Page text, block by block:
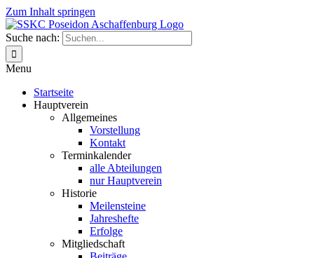
Zum Inhalt springen
Suche nach:
Menu
Startseite
Hauptverein
Allgemeines
Vorstellung
Kontakt
Terminkalender
alle Abteilungen
nur Hauptverein
Historie
Meilensteine
Jahreshefte
Erfolge
Mitgliedschaft